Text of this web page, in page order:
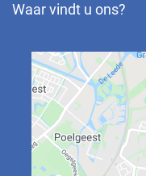
Waar vindt u ons?